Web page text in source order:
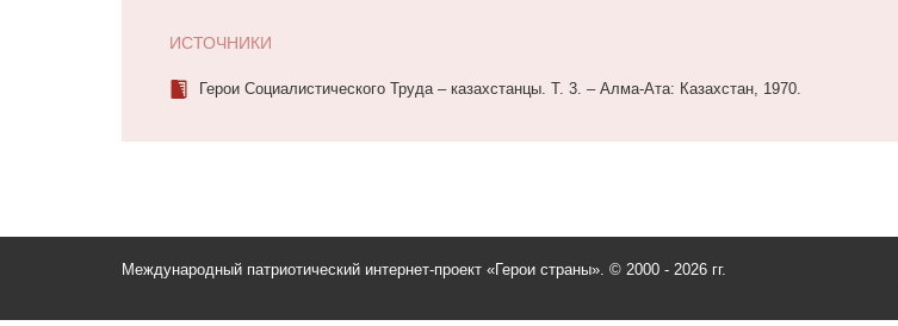
ИСТОЧНИКИ
Герои Социалистического Труда – казахстанцы. Т. 3. – Алма-Ата: Казахстан, 1970.
Международный патриотический интернет-проект «Герои страны». © 2000 - 2026 гг.